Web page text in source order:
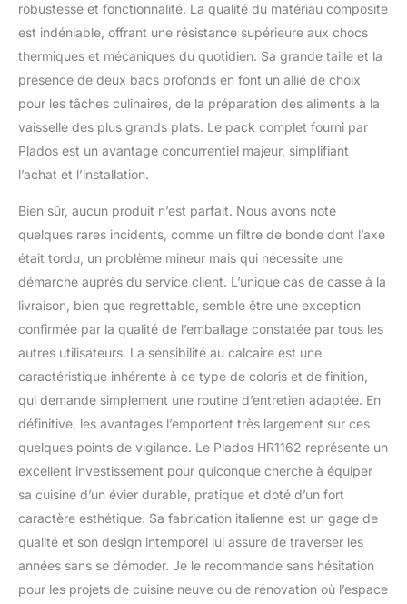
robustesse et fonctionnalité. La qualité du matériau composite
est indéniable, offrant une résistance supérieure aux chocs
thermiques et mécaniques du quotidien. Sa grande taille et la
présence de deux bacs profonds en font un allié de choix
pour les tâches culinaires, de la préparation des aliments à la
vaisselle des plus grands plats. Le pack complet fourni par
Plados est un avantage concurrentiel majeur, simplifiant
l’achat et l’installation.
Bien sûr, aucun produit n’est parfait. Nous avons noté
quelques rares incidents, comme un filtre de bonde dont l’axe
était tordu, un problème mineur mais qui nécessite une
démarche auprès du service client. L’unique cas de casse à la
livraison, bien que regrettable, semble être une exception
confirmée par la qualité de l’emballage constatée par tous les
autres utilisateurs. La sensibilité au calcaire est une
caractéristique inhérente à ce type de coloris et de finition,
qui demande simplement une routine d’entretien adaptée. En
définitive, les avantages l’emportent très largement sur ces
quelques points de vigilance. Le Plados HR1162 représente un
excellent investissement pour quiconque cherche à équiper
sa cuisine d’un évier durable, pratique et doté d’un fort
caractère esthétique. Sa fabrication italienne est un gage de
qualité et son design intemporel lui assure de traverser les
années sans se démoder. Je le recommande sans hésitation
pour les projets de cuisine neuve ou de rénovation où l’espace